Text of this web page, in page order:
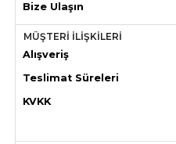
Bize Ulaşın
MÜŞTERİ İLİŞKİLERİ
Alışveriş
Teslimat Süreleri
KVKK